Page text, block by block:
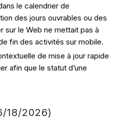
le calendrier de
des jours ouvrables ou des
sur le Web ne mettait pas à
fin des activités sur mobile.
de mise à jour rapide
afin que le statut d’une
18/2026)